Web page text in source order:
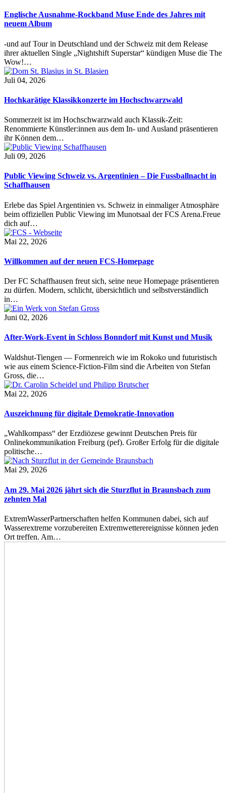
Englische Ausnahme-Rockband Muse Ende des Jahres mit
neuem Album
-und auf Tour in Deutschland und der Schweiz mit dem Release
ihrer aktuellen Single „Nightshift Superstar“ kündigen Muse die The
Wow!…
Juli 04, 2026
Hochkarätige Klassikkonzerte im Hochschwarzwald
Sommerzeit ist im Hochschwarzwald auch Klassik-Zeit:
Renommierte Künstler:innen aus dem In- und Ausland präsentieren
ihr Können dem…
Juli 09, 2026
Public Viewing Schweiz vs. Argentinien – Die Fussballnacht in
Schaffhausen
Erlebe das Spiel Argentinien vs. Schweiz in einmaliger Atmosphäre
beim offiziellen Public Viewing im Munotsaal der FCS Arena.Freue
dich auf…
Mai 22, 2026
Willkommen auf der neuen FCS-Homepage
Der FC Schaffhausen freut sich, seine neue Homepage präsentieren
zu dürfen. Modern, schlicht, übersichtlich und selbstverständlich
in…
Juni 02, 2026
After-Work-Event in Schloss Bonndorf mit Kunst und Musik
Waldshut-Tiengen — Formenreich wie im Rokoko und futuristisch
wie aus einem Science-Fiction-Film sind die Arbeiten von Stefan
Gross, die…
Mai 22, 2026
Auszeichnung für digitale Demokratie-Innovation
„Wahlkompass“ der Erzdiözese gewinnt Deutschen Preis für
Onlinekommunikation Freiburg (pef). Großer Erfolg für die digitale
politische…
Mai 29, 2026
Am 29. Mai 2026 jährt sich die Sturzflut in Braunsbach zum
zehnten Mal
ExtremWasserPartnerschaften helfen Kommunen dabei, sich auf
Wasserextreme vorzubereiten Extremwetterereignisse können jeden
Ort treffen. Am…